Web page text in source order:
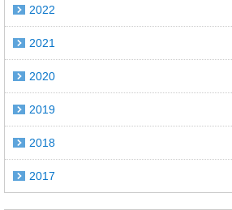
2022
2021
2020
2019
2018
2017